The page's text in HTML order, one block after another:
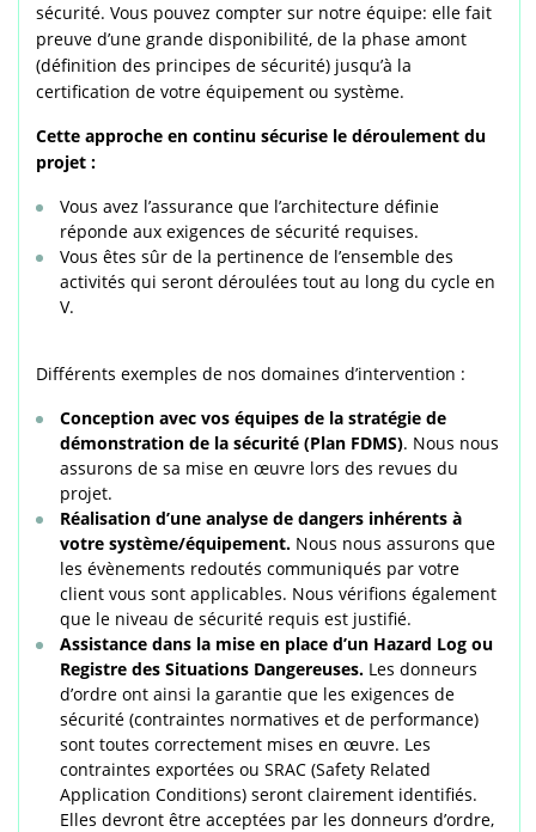
sécurité. Vous pouvez compter sur notre équipe: elle fait
preuve d’une grande disponibilité, de la phase amont
(définition des principes de sécurité) jusqu’à la
certification de votre équipement ou système.
Cette approche en continu sécurise le déroulement du
projet :
Vous avez l’assurance que l’architecture définie
réponde aux exigences de sécurité requises.
Vous êtes sûr de la pertinence de l’ensemble des
activités qui seront déroulées tout au long du cycle en
V.
Différents exemples de nos domaines d’intervention :
Conception avec vos équipes de la stratégie de
démonstration de la sécurité (Plan FDMS). Nous nous
assurons de sa mise en œuvre lors des revues du
projet.
Réalisation d’une analyse de dangers inhérents à
votre système/équipement. Nous nous assurons que
les évènements redoutés communiqués par votre
client vous sont applicables. Nous vérifions également
que le niveau de sécurité requis est justifié.
Assistance dans la mise en place d’un Hazard Log ou
Registre des Situations Dangereuses. Les donneurs
d’ordre ont ainsi la garantie que les exigences de
sécurité (contraintes normatives et de performance)
sont toutes correctement mises en œuvre. Les
contraintes exportées ou SRAC (Safety Related
Application Conditions) seront clairement identifiés.
Elles devront être acceptées par les donneurs d’ordre,